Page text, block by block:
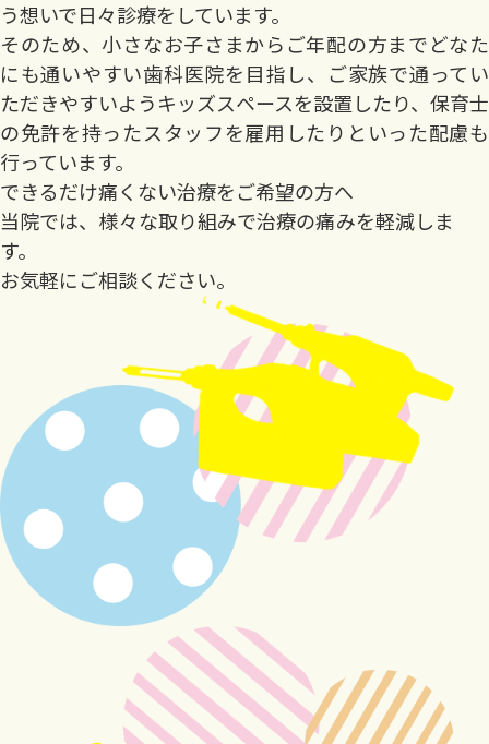
う想いで日々診療をしています。
そのため、小さなお子さまからご年配の方までどなた
にも通いやすい歯科医院を目指し、ご家族で通ってい
ただきやすいようキッズスペースを設置したり、保育士
の免許を持ったスタッフを雇用したりといった配慮も
行っています。
できるだけ痛くない治療をご希望の方へ
当院では、様々な取り組みで治療の痛みを軽減しま
す。
お気軽にご相談ください。